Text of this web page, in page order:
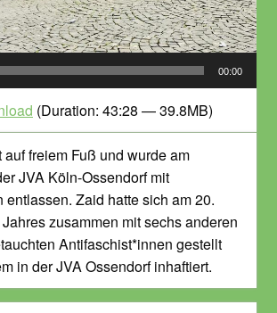
00:00
(Duration: 43:28 — 39.8MB)
freiem Fuß und wurde am
JVA Köln-Ossendorf mit
entlassen. Zaid hatte sich am 20.
zusammen mit sechs anderen
Antifaschist*innen gestellt
in der JVA Ossendorf inhaftiert.